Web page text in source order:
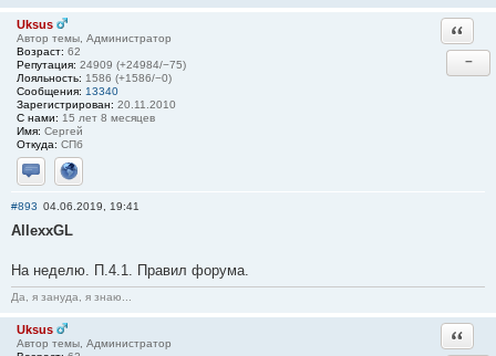
Uksus
Автор темы, Администратор
Возраст: 62
Репутация: 24909 (+24984/−75)
Лояльность: 1586 (+1586/−0)
Сообщения: 13340
Зарегистрирован: 20.11.2010
С нами: 15 лет 8 месяцев
Имя: Сергей
Откуда: СПб
Отправить личное сообщение
Сайт
−
#893 04.06.2019, 19:41
AllexxGL
На неделю. П.4.1. Правил форума.
Да, я зануда, я знаю...
Uksus
Автор темы, Администратор